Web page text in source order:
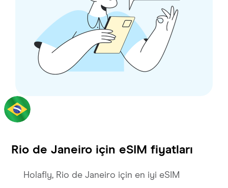
Rio de Janeiroiçin eSIM fiyatları
Holafly, Rio de Janeiro için en iyi eSIM